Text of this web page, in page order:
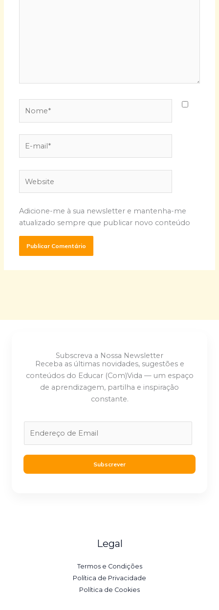
mail*
Adicione-me à sua newsletter e mantenha-me
atualizado sempre que publicar novo conteúdo
Subscreva a Nossa Newsletter
Receba as últimas novidades, sugestões e
conteúdos do Educar (Com)Vida — um espaço
de aprendizagem, partilha e inspiração
constante.
l
Subscrever
Legal
Termos e Condições
Política de Privacidade
Política de Cookies